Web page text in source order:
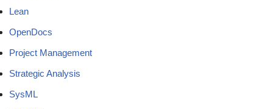
Lean
OpenDocs
Project Management
Strategic Analysis
SysML